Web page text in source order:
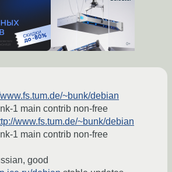
~bunk/debian
1 main contrib non-free
www.fs.tum.de/~bunk/debian
1 main contrib non-free
good